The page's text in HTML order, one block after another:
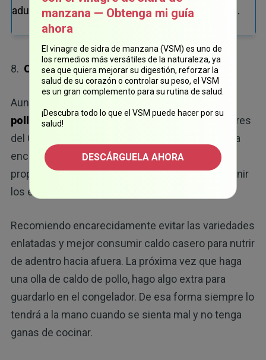
adultos pueden tomar una dosis de 1 cucharada.
8. Caldo de pollo
Aunque la base biológica del uso de
pollo
es desconocido, un equipo de investigadores
del Centro Médico de la Universidad de Nebraska
encontró evidencia de que el caldo de pollo tuvo
propiedades antiinflamatorias que podrían prevenir
los efectos secundarios de un resfriado.
Recomiendo encarecidamente evitar las variedades
enlatadas y mejor consumir caldo casero para nutrir
de adentro hacia afuera. La próxima vez que haga
una olla de caldo de pollo, hago algo extra para
guardarlo en el congelador. De esa forma siempre lo
tendrá a la mano cuando se sienta mal y no tenga
ganas de cocinar.
manzana — Obtenga mi guía
ahora
El vinagre de sidra de manzana (VSM) es uno de
los remedios más versátiles de la naturaleza, ya
sea que quiera mejorar su digestión, reforzar la
salud de su corazón o controlar su peso, el VSM
es un gran complemento para su rutina de salud.
¡Descubra todo lo que el VSM puede hacer por su
salud!
DESCÁRGUELA AHORA